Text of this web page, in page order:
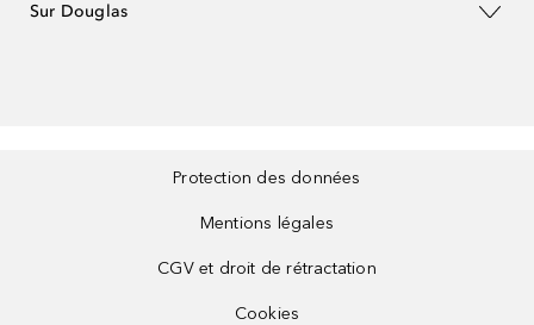
Sur Douglas
Protection des données
Mentions légales
CGV et droit de rétractation
Cookies